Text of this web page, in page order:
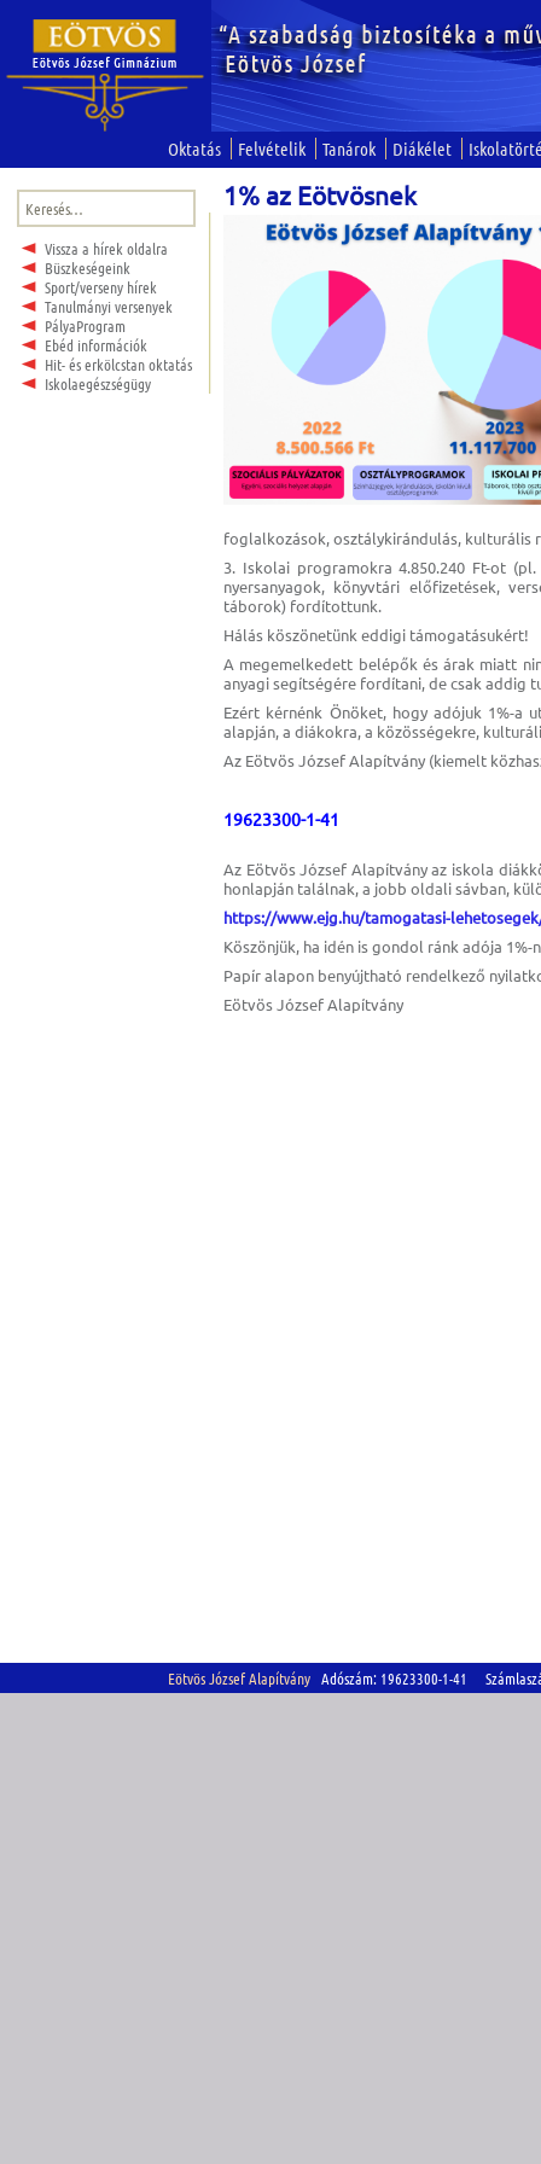
Oktatás Felvételik Tanárok Diákélet
Keresés:
Vissza a hírek oldalra
Büszkeségeink
Sport/verseny hírek
Tanulmányi versenyek
PályaProgram
Ebéd információk
Hit- és erkölcstan oktatás
Iskolaegészségügy
1% az Eötvösnek
foglalkozások, osztálykirándulás, kulturális
3. Iskolai programokra 4.850.240 Ft-ot
nyersanyagok, könyvtári előfizetések,
táborok) fordítottunk.
Hálás köszönetünk eddigi támogatásukért!
A megemelkedett belépők és árak miatt
anyagi segítségére fordítani, de csak addig
Ezért kérnénk Önöket, hogy adójuk 1%-a
alapján, a diákokra, a közösségekre,
Az Eötvös József Alapítvány (kiemelt
19623300-1-41
Az Eötvös József Alapítvány az iskola
honlapján találnak, a jobb oldali sávban,
https://www.ejg.hu/tamogatasi-
Köszönjük, ha idén is gondol ránk adója
Papír alapon benyújtható rendelkező
Eötvös József Alapítvány
Eötvös József Alapítvány Adószám: 19623300-1-41